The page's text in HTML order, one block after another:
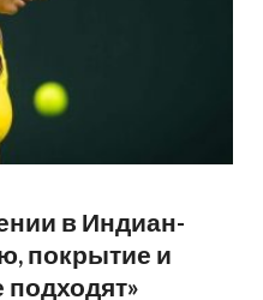
в Индиан-
покрытие и